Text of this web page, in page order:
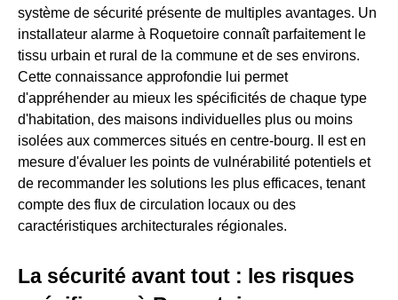
système de sécurité présente de multiples avantages. Un
installateur alarme à Roquetoire connaît parfaitement le
tissu urbain et rural de la commune et de ses environs.
Cette connaissance approfondie lui permet
d'appréhender au mieux les spécificités de chaque type
d'habitation, des maisons individuelles plus ou moins
isolées aux commerces situés en centre-bourg. Il est en
mesure d'évaluer les points de vulnérabilité potentiels et
de recommander les solutions les plus efficaces, tenant
compte des flux de circulation locaux ou des
caractéristiques architecturales régionales.
La sécurité avant tout : les risques